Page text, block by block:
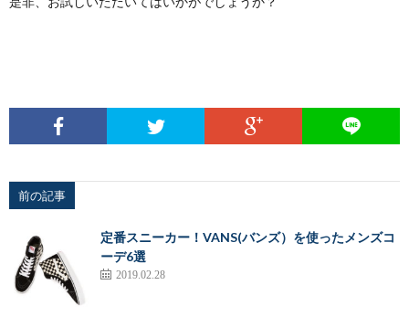
前の記事
定番スニーカー！VANS(バンズ）を使ったメンズコ
ーデ6選
2019.02.28